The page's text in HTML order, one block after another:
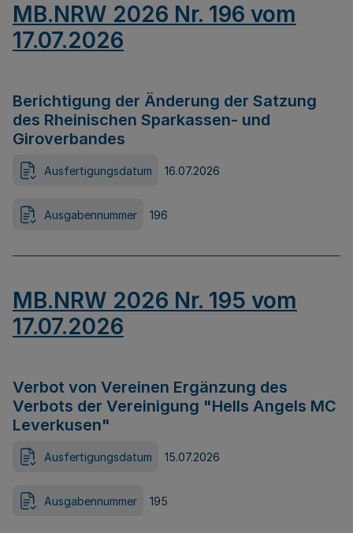
MB.NRW 2026 Nr. 196 vom
17.07.2026
Berichtigung der Änderung der Satzung
des Rheinischen Sparkassen- und
Giroverbandes
Ausfertigungsdatum 16.07.2026
Ausgabennummer 196
MB.NRW 2026 Nr. 195 vom
17.07.2026
Verbot von Vereinen Ergänzung des
Verbots der Vereinigung "Hells Angels MC
Leverkusen"
Ausfertigungsdatum 15.07.2026
Ausgabennummer 195